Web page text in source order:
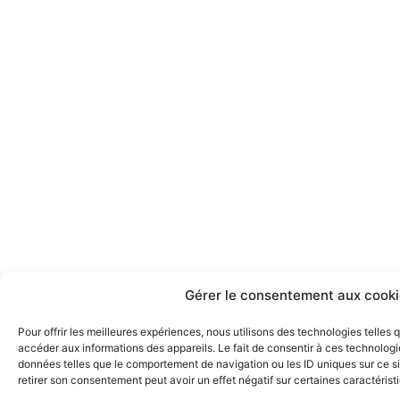
Gérer le consentement aux
Pour offrir les meilleures expériences, nous utilisons des technologies telles
accéder aux informations des appareils. Le fait de consentir à ces
données telles que le comportement de navigation ou les ID uniques sur ce
retirer son consentement peut avoir un effet négatif sur certaines